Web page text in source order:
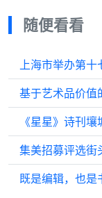
随便看看
上海市举办第十
基于艺术品价值
《星星》诗刊
既是编辑，也是